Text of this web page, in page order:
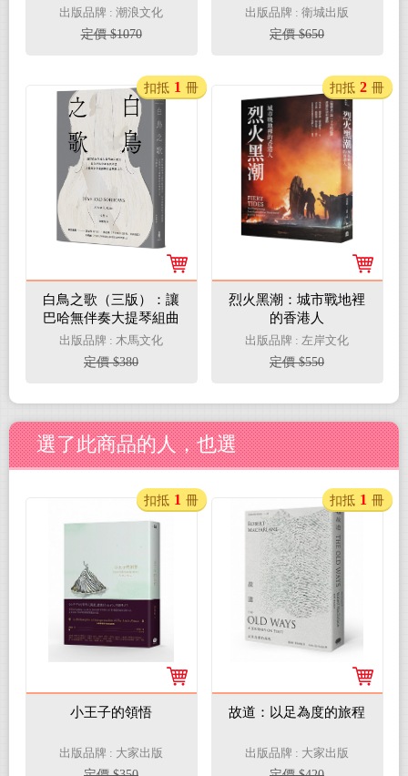
Ｘ愛Ｘ12則奇思妙想＋
數位世紀的真實告白
出版品牌 : 潮浪文化
定價 $1070
出版品牌 : 衛城出版
定價 $650
白鳥之歌（三版）：讓
巴哈無伴奏大提琴組曲
重生，以音符追求和平
與希望，大提琴家卡薩
爾斯的音樂與人生
出版品牌 : 木馬文化
定價 $380
扣抵 1 冊
烈火黑潮：城市戰地裡
的香港人
出版品牌 : 左岸文化
定價 $550
扣抵 2 冊
選了此商品的人，也選
小王子的領悟
出版品牌 : 大家出版
扣抵 1 冊
故道：以足為度的旅程
出版品牌 : 大家出版
扣抵 1 冊